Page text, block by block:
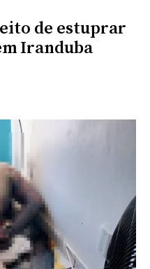
de estuprar
Iranduba